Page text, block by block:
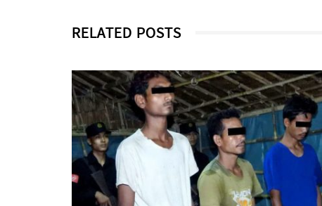
RELATED POSTS